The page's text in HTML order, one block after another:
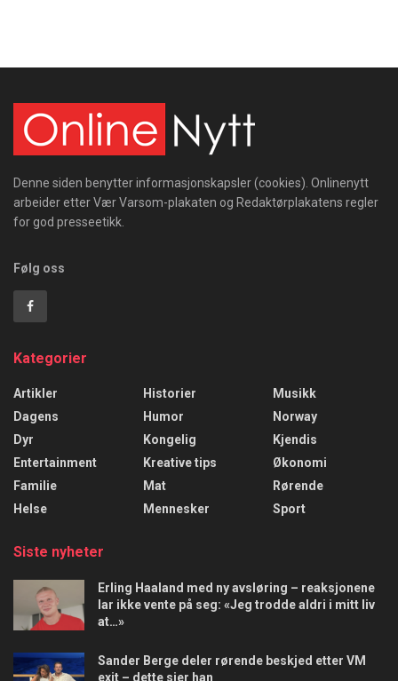
Denne siden benytter informasjonskapsler (cookies). Onlinenytt
arbeider etter Vær Varsom-plakaten og Redaktørplakatens regler
for god presseetikk.
Følg oss
Kategorier
Artikler
Dagens
Dyr
Entertainment
Familie
Helse
Historier
Humor
Kongelig
Kreative tips
Mat
Mennesker
Musikk
Norway
Kjendis
Økonomi
Rørende
Sport
Siste nyheter
Erling Haaland med ny avsløring – reaksjonene
lar ikke vente på seg: «Jeg trodde aldri i mitt liv
at…»
Sander Berge deler rørende beskjed etter VM
exit – dette sier han